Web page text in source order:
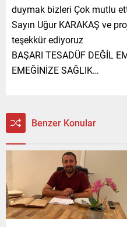
duymak bizleri Çok mutlu
Sayın Uğur KARAKAŞ ve
teşekkür ediyoruz
BAŞARI TESADÜF DEĞİL
EMEĞİNİZE SAĞLIK…
Benzer Konular